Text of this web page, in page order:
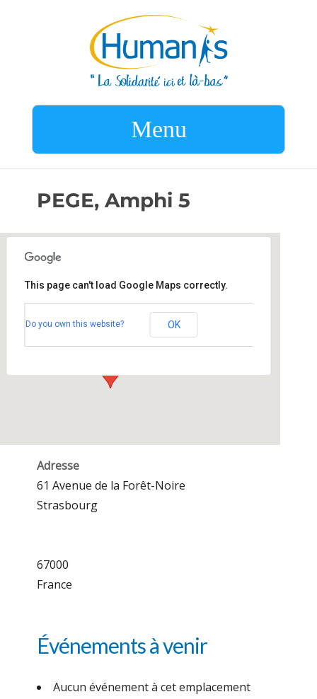
Menu
PEGE, Amphi 5
61 Avenue de la Forêt-Noire - Strasbourg
This page can't load Google Maps correctly.
Do you own this website? OK
Adresse
61 Avenue de la Forêt-Noire
Strasbourg
67000
France
Événements à venir
Aucun événement à cet emplacement